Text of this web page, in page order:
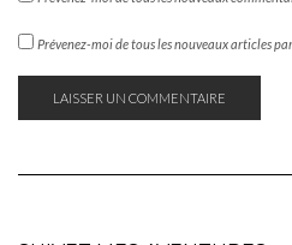
Prévenez-moi de tous les nouveaux articles